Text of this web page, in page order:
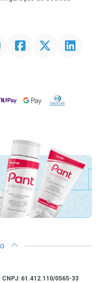
FacebookTwitter Linkedin
Google PayDiners Club
61.412.110/0565-33